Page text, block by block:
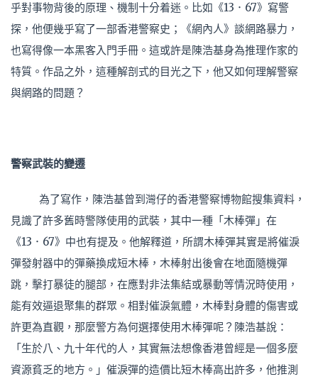
乎對事物背後的原理、機制十分着迷。比如《13．67》寫警
探，他便幾乎寫了一部香港警察史；《網內人》談網路暴力，
也寫得像一本黑客入門手冊。這或許是陳浩基身為推理作家的
特質。作品之外，這種解剖式的目光之下，他又如何理解警察
與網路的問題？
警察武裝的變遷
為了寫作，陳浩基曾到灣仔的香港警察博物館搜集資料，
見識了許多舊時警隊使用的武裝，其中一種「木棒彈」在
《13．67》中也有提及。他解釋道，所謂木棒彈其實是將催淚
彈發射器中的彈藥換成短木棒，木棒射出後會在地面隨機彈
跳，擊打暴徒的腿部，在應對非法集結或暴動等情況時使用，
能有效逼退聚集的群眾。相對催淚氣體，木棒對身體的傷害或
許更為直觀，那麼警方為何選擇使用木棒彈呢？陳浩基說：
「生於八、九十年代的人，其實無法想像香港曾經是一個多麼
資源貧乏的地方。」催淚彈的造價比短木棒高出許多，他推測